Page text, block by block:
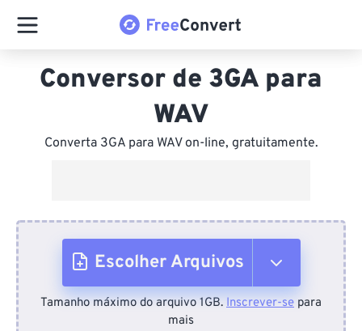
Conversor de 3GA para
WAV
Converta 3GA para WAV on-line, gratuitamente.
Escolher Arquivos
Do dispositivo
Tamanho máximo do arquivo 1GB. Inscrever-se para
mais